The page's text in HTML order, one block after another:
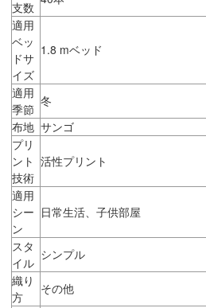
支数
適用
ベッ
ドサ
イズ
1.8 mベッド
適用
季節
冬
布地 サンゴ
プリ
ント
技術
活性プリント
適用
シー
ン
日常生活、子供部屋
スタ
イル
シンプル
織り
方
その他